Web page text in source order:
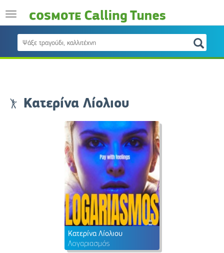
Κατερίνα Λίολιου
Κατερίνα Λίολιου
Λογαριασμός